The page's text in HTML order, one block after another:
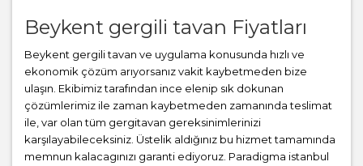
Beykent gergili tavan Fiyatları
Beykent gergili tavan ve uygulama konusunda hızlı ve
ekonomik çözüm arıyorsanız vakit kaybetmeden bize
ulaşın. Ekibimiz tarafından ince elenip sık dokunan
çözümlerimiz ile zaman kaybetmeden zamanında teslimat
ile, var olan tüm gergitavan gereksinimlerinizi
karşılayabileceksiniz. Üstelik aldığınız bu hizmet tamamında
memnun kalacagınızı garanti ediyoruz. Paradigma istanbul